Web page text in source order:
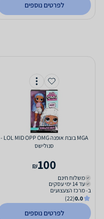
לפרטים נוספים
MGA בובת אופנה LOL MID OPP OMG -
סנולישס
100
₪
משלוח חינם
עד 14 ימי עסקים
ב- מרכז הצעצועים
0.0
(22)
לפרטים נוספים